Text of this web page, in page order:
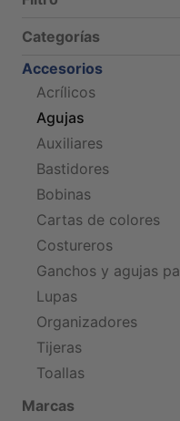
Categorías
Accesorios
Acrílicos
Agujas
Auxiliares
Bastidores
Bobinas
Cartas de colores
Costureros
Ganchos y agujas
Lupas
Organizadores
Tijeras
Toallas
Marcas